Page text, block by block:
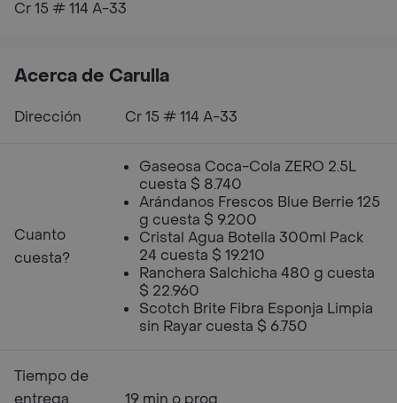
Cr 15 # 114 A-33
Acerca de Carulla
Dirección Cr 15 # 114 A-33
Cuanto
cuesta?
Gaseosa Coca-Cola ZERO 2.5L
cuesta $ 8.740
Arándanos Frescos Blue Berrie 125
g cuesta $ 9.200
Cristal Agua Botella 300ml Pack
24 cuesta $ 19.210
Ranchera Salchicha 480 g cuesta
$ 22.960
Scotch Brite Fibra Esponja Limpia
sin Rayar cuesta $ 6.750
Tiempo de
entrega
19 min o prog.